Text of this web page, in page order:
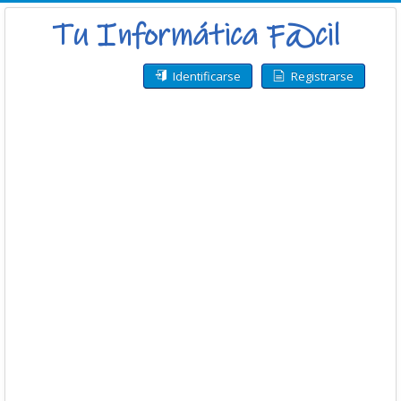
Identificarse Registrarse